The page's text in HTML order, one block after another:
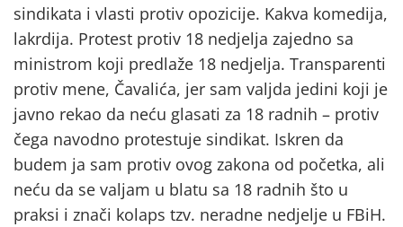
sindikata i vlasti protiv opozicije. Kakva komedija,
lakrdija. Protest protiv 18 nedjelja zajedno sa
ministrom koji predlaže 18 nedjelja. Transparenti
protiv mene, Čavalića, jer sam valjda jedini koji je
javno rekao da neću glasati za 18 radnih – protiv
čega navodno protestuje sindikat. Iskren da
budem ja sam protiv ovog zakona od početka, ali
neću da se valjam u blatu sa 18 radnih što u
praksi i znači kolaps tzv. neradne nedjelje u FBiH.